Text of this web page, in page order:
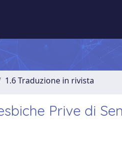
1.6 Traduzione in rivista
Prive di